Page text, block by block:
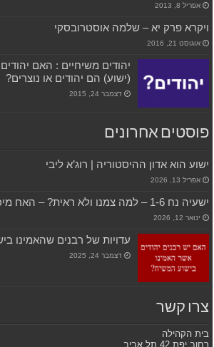
אפריל 8, 2013
ויקרא פרק יא – שלמה אוסטרובסקי
אוגוסט 21, 2016
יהודים משיחיים : האם
(ישוע) הם יהודים או נוצרים?
דצמבר 24, 2015
פוסטים אחרונים
ישוע הוא אדון ההיסטוריה | רוג’א ליבי
אפריל 13, 2026
ישעיה נח 1-6 – למה צמנו ולא ראית? – האח מיכאל בנטלי
ינואר 12, 2026
עדויות של רבנים שהאמינו
דצמבר 24, 2025
צרו קשר
בית הקהילה
רחוב יפת 42 תל אביב